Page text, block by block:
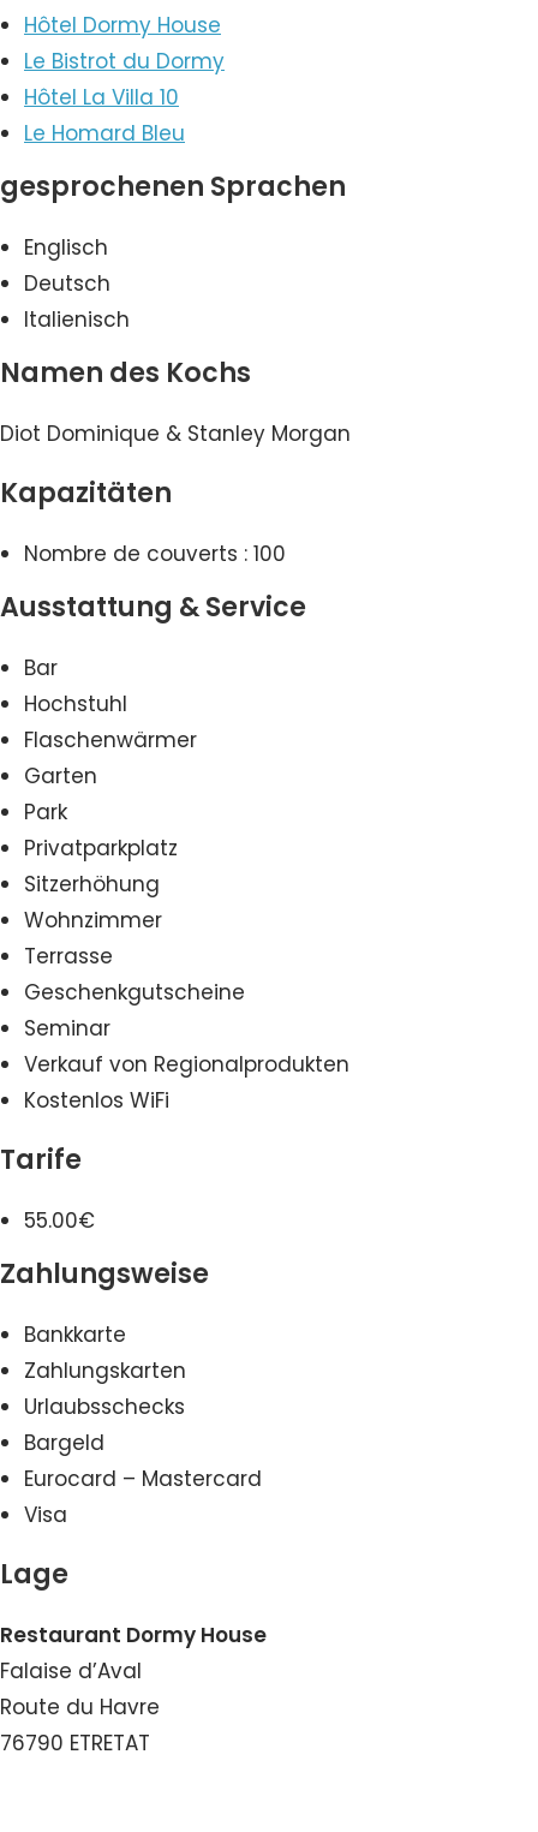
Hôtel Dormy House
Le Bistrot du Dormy
Hôtel La Villa 10
Le Homard Bleu
gesprochenen Sprachen
Englisch
Deutsch
Italienisch
Namen des Kochs
Diot Dominique & Stanley Morgan
Kapazitäten
Nombre de couverts : 100
Ausstattung & Service
Bar
Hochstuhl
Flaschenwärmer
Garten
Park
Privatparkplatz
Sitzerhöhung
Wohnzimmer
Terrasse
Geschenkgutscheine
Seminar
Verkauf von Regionalprodukten
Kostenlos WiFi
Tarife
55.00€
Zahlungsweise
Bankkarte
Zahlungskarten
Urlaubsschecks
Bargeld
Eurocard – Mastercard
Visa
Lage
Restaurant Dormy House
Falaise d’Aval
Route du Havre
76790 ETRETAT